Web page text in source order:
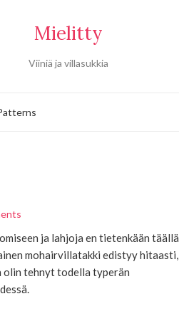
Mielitty
Viiniä ja villasukkia
ja lahjoja en tietenkään täällä
mohairvillatakki edistyy hitaasti,
olin tehnyt todella typerän